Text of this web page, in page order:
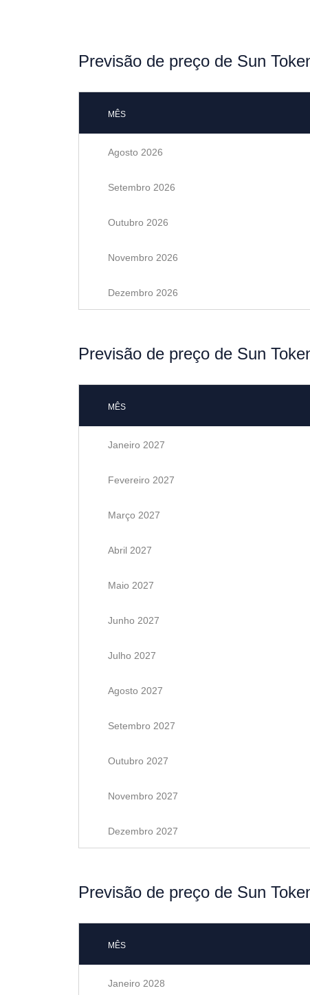
Previsão de preço de Sun
MÊS
Agosto 2026
Setembro 2026
Outubro 2026
Novembro 2026
Dezembro 2026
Previsão de preço de Sun
MÊS
Janeiro 2027
Fevereiro 2027
Março 2027
Abril 2027
Maio 2027
Junho 2027
Julho 2027
Agosto 2027
Setembro 2027
Outubro 2027
Novembro 2027
Dezembro 2027
Previsão de preço de Sun
MÊS
Janeiro 2028